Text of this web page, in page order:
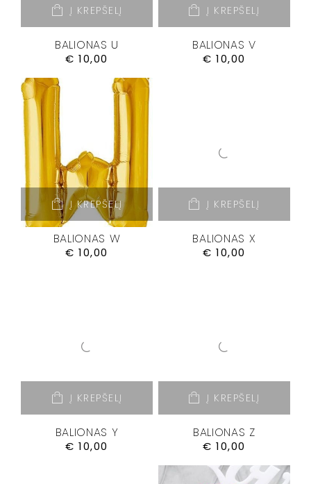
Į KREPŠELĮ
BALIONAS U
€ 10,00
Į KREPŠELĮ
BALIONAS V
€ 10,00
Į KREPŠELĮ
BALIONAS W
€ 10,00
Į KREPŠELĮ
BALIONAS X
€ 10,00
Į KREPŠELĮ
BALIONAS Y
€ 10,00
Į KREPŠELĮ
BALIONAS Z
€ 10,00